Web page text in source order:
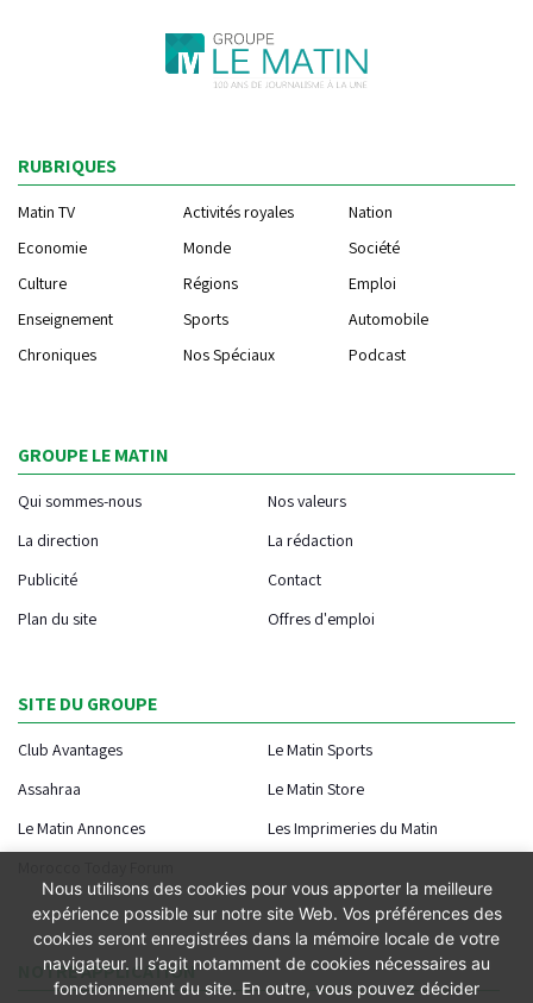
RUBRIQUES
Matin TV Activités royales
Nation
Economie
Monde
Société
Culture
Régions
Emploi
Enseignement
Sports
Automobile
Chroniques
Nos Spéciaux Podcast
GROUPE LE MATIN
Qui sommes-nous
Nos valeurs
La direction
La rédaction
Publicité
Contact
Plan du site
Offres d'emploi
SITE DU GROUPE
Club Avantages
Le Matin Sports
Assahraa
Le Matin Store
Le Matin Annonces
Les Imprimeries du Matin
NOTRE APPLICATION
Nous utilisons des cookies pour vous apporter la meilleure
expérience possible sur notre site Web. Vos préférences des
cookies seront enregistrées dans la mémoire locale de votre
navigateur. Il s’agit notamment de cookies nécessaires au
fonctionnement du site. En outre, vous pouvez décider